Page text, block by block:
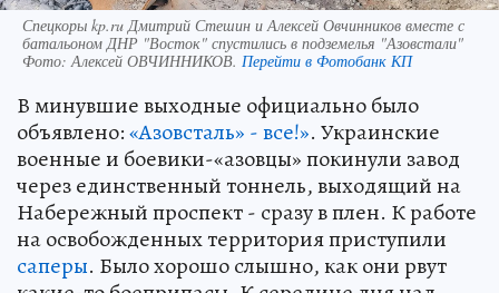
Спецкоры kp.ru Дмитрий Стешин и Алексей Овчинников вместе с
батальоном ДНР "Восток" спустились в подземелья "Азовстали"
Фото: Алексей ОВЧИННИКОВ. Перейти в Фотобанк КП
В минувшие выходные официально было
объявлено:«Азовсталь» - все!». Украинские
военные и боевики-«азовцы» покинули завод
через единственный тоннель, выходящий на
Набережный проспект - сразу в плен. К работе
на освобожденных территория приступили
саперы. Было хорошо слышно, как они рвут